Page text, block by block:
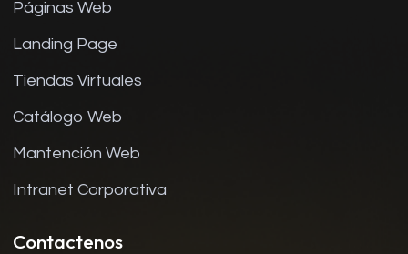
Páginas Web
Landing Page
Tiendas Virtuales
Catálogo Web
Mantención Web
Intranet Corporativa
Contactenos